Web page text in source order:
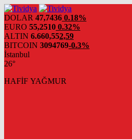
evden
eve
nakliyat
DOLAR 47,7436 0.18%
EURO 55,2510 0.32%
ALTIN 6.660,552,59
BITCOIN 3094769-0.3%
İstanbul
26°
HAFİF YAĞMUR